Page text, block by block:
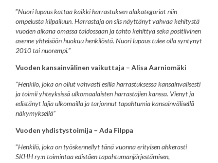
”Nuori lupaus kattaa kaikki harrastuksen alakategoriat niin
ompelusta kilpailuun. Harrastaja on siis näyttänyt vahvaa kehitystä
vuoden aikana omassa taidossaan ja tahto kehittyä sekä positiivinen
asenne yhteisöön huokuu henkilöstä. Nuori lupaus tulee olla syntynyt
2010 tai nuorempi.”
Vuoden kansainvälinen vaikuttaja – Alisa Aarniomäki
”Henkilö, joka on ollut vahvasti esillä harrastuksessa kansainvälisesti
ja toimii yhteyksissä ulkomaalaisten harrastajien kanssa. Vienyt ja
edistänyt lajia ulkomailla ja tarjonnut tapahtumia kansainvälisellä
näkymyksellä”
Vuoden yhdistystoimija – Ada Filppa
”Henkilö, joka on työskennellyt tänä vuonna erityisen ahkerasti
SKHH ry:n toimintaa edistäen tapahtumanjärjestämisen,